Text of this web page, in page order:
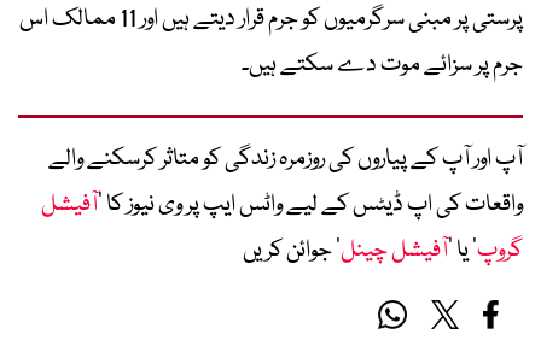
پرستی پر مبنی سرگرمیوں کو جرم قرار دیتے ہیں اور 11 ممالک اس
جرم پر سزائے موت دے سکتے ہیں۔
آپ اور آپ کے پیاروں کی روزمرہ زندگی کو متاثر کرسکنے والے
واقعات کی اپ ڈیٹس کے لیے واٹس ایپ پر وی نیوز کا ’آفیشل
گروپ‘ یا ’آفیشل چینل‘ جوائن کریں